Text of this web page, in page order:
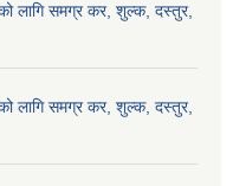
लागि समग्र कर, शुल्क, दस्तुर,
लागि समग्र कर, शुल्क, दस्तुर,